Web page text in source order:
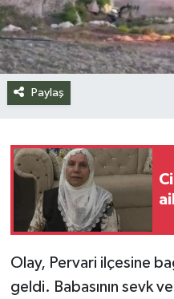
Paylaş
Olay, Pervari ilçesine
geldi. Babasının sevk
Yazarlar